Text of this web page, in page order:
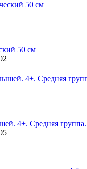
50 см
4+. Средняя группа.